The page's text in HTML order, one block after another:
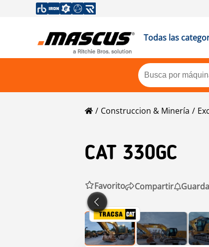
Todas las
Construccion & Minería
CAT 330GC
Favorito
Compartir